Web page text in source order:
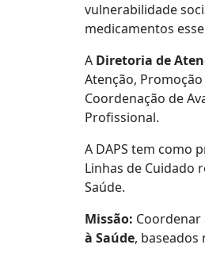
vulnerabilidade
medicamentos
A Diretoria de
Atenção, Promoção
Coordenação de
Profissional.
A DAPS tem como
Linhas de Cuidado
Saúde.
Missão: Coordenar
à Saúde,